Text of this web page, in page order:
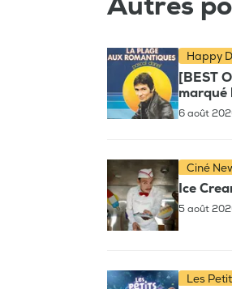
Happy
[BEST
marqué
6 août
Ciné
Ice
5 août
Les